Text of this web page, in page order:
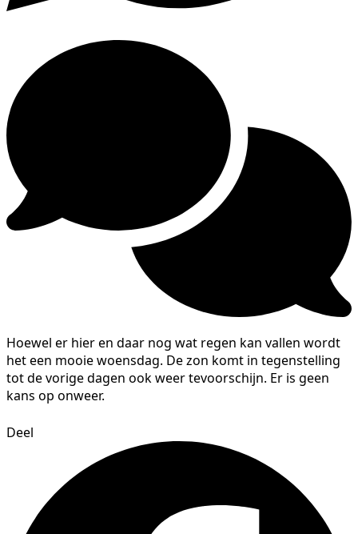
Hoewel er hier en daar nog wat regen kan vallen wordt
het een mooie woensdag. De zon komt in tegenstelling
tot de vorige dagen ook weer tevoorschijn. Er is geen
kans op onweer.
Deel